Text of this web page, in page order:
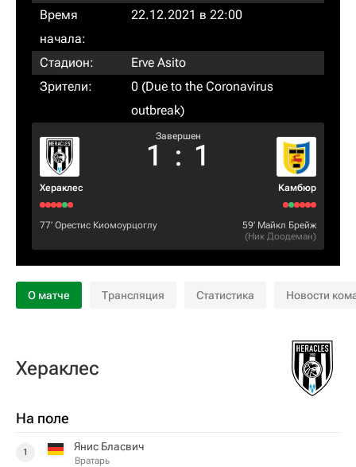
Время
начала:
22.12.2021 в 22:00
Стадион:
Erve Asito
Зрители:
0 (Due to the Coronavirus
outbreak)
Хераклес
Завершен
1 : 1
Камбюр
77‎’‎ Орестис Киомоурцоглу 59‎’‎ Майкл Брейж
(Ник Доодеман)
О матче Трансляция Статистика Новости
Хераклес
На поле
1 Янис Бласвич
Вратарь